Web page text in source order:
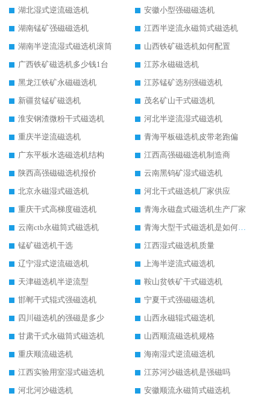
湖北湿式逆流磁选机
安徽小型强磁磁选机
湖南锰矿强磁磁选机
江西半逆流永磁筒式磁选机
湖南半逆流湿式磁选机滚筒
山西铁矿磁选机如何配置
广西铁矿磁选机多少钱1台
江苏永磁磁选机
黑龙江铁矿永磁磁选机
江苏锰矿选别强磁选机
新疆贫锰矿磁选机
茂名矿山干式磁选机
淮安钢渣微粉干式磁选机
河北半逆流湿式磁选机
重庆半逆流磁选机
青海平板磁选机皮带老跑偏
广东平板水选磁选机结构
江西高强磁磁选机制造商
陕西高强磁磁选机报价
云南黑钨矿湿式磁选机
北京永磁湿式磁选机
河北干式磁选机厂家供应
重庆干式高梯度磁选机
青海永磁盘式磁选机生产厂家
云南ctb永磁筒式磁选机
青海大型干式磁选机是如何选矿的
锰矿磁选机干选
江西湿式磁选机质量
辽宁湿式逆流磁选机
上海半逆流式磁选机
天津磁选机半逆流型
鞍山贫铁矿干式磁选机
邯郸干式辊式强磁选机
宁夏干式强磁磁选机
四川磁选机的强磁是多少
山西永磁辊式磁选机
甘肃干式永磁筒式磁选机
山西顺流磁选机规格
重庆顺流磁选机
海南湿式逆流磁选机
江西实验用室湿式磁选机
江苏河沙磁选机是强磁吗
河北河沙磁选机
安徽顺流永磁筒式磁选机